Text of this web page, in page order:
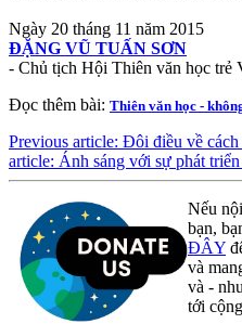
Ngày 20 tháng 11 năm 2015
ĐẶNG VŨ TUẤN SƠN
- Chủ tịch Hội Thiên văn học
Đọc thêm bài: Thiên văn học -
Previous article: Đôi điều về
article: Ánh sáng với sự phát
Nếu
bạn,
ĐÂY
và
và -
tới